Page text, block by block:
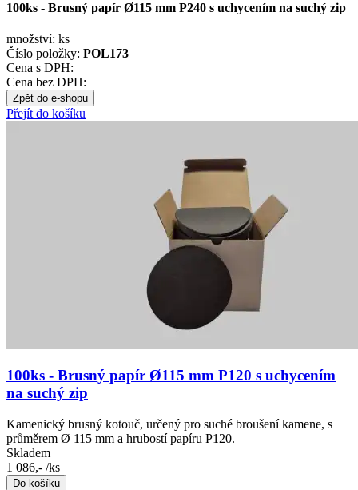
100ks - Brusný papír Ø115 mm P240 s uchycením na suchý zip
množství: ks
Číslo položky: POL173
Cena s DPH:
Cena bez DPH:
Zpět do e-shopu
Přejít do košíku
100ks - Brusný papír Ø115 mm P120 s uchycením
na suchý zip
Kamenický brusný kotouč, určený pro suché broušení kamene, s
průměrem Ø 115 mm a hrubostí papíru P120.
Skladem
1 086,- /ks
Do košíku